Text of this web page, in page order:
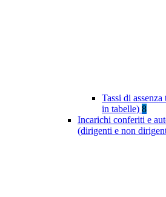
Tassi di
in tabelle) 8
Incarichi conferiti e
(dirigenti e non